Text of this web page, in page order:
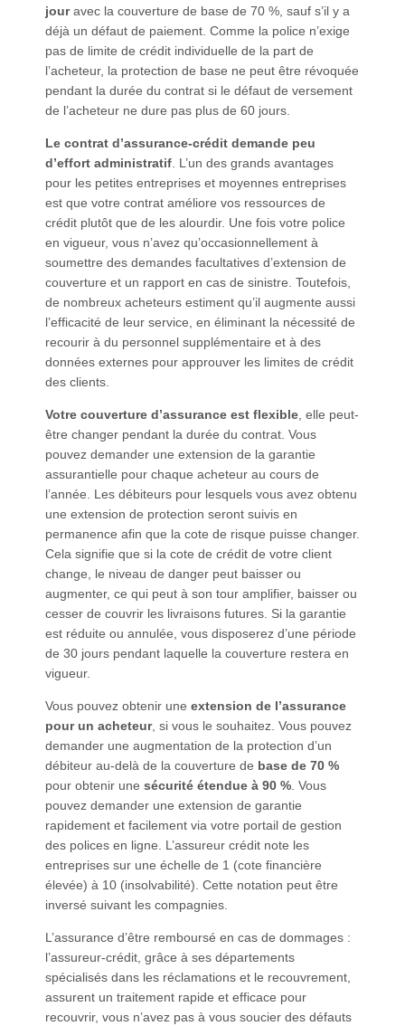
jouravec la couverture de base de 70 %, sauf s’il y a
déjà un défaut de paiement. Comme la police n’exige
pas de limite de crédit individuelle de la part de
l’acheteur, la protection de base ne peut être révoquée
pendant la durée du contrat si le défaut de versement
de l’acheteur ne dure pas plus de 60 jours.
Le contrat d’assurance-crédit demande peu
d’effort administratif . L’un des grands avantages
pour les petites entreprises et moyennes entreprises
est que votre contrat améliore vos ressources de
crédit plutôt que de les alourdir. Une fois votre police
en vigueur, vous n’avez qu’occasionnellement à
soumettre des demandes facultatives d’extension de
couverture et un rapport en cas de sinistre. Toutefois,
de nombreux acheteurs estiment qu’il augmente aussi
l’efficacité de leur service, en éliminant la nécessité de
recourir à du personnel supplémentaire et à des
données externes pour approuver les limites de crédit
des clients.
Votre couverture d’assurance est flexible , elle peut-
être changer pendant la durée du contrat. Vous
pouvez demander une extension de la garantie
assurantielle pour chaque acheteur au cours de
l’année. Les débiteurs pour lesquels vous avez obtenu
une extension de protection seront suivis en
permanence afin que la cote de risque puisse changer.
Cela signifie que si la cote de crédit de votre client
change, le niveau de danger peut baisser ou
augmenter, ce qui peut à son tour amplifier, baisser ou
cesser de couvrir les livraisons futures. Si la garantie
est réduite ou annulée, vous disposerez d’une période
de 30 jours pendant laquelle la couverture restera en
vigueur.
Vous pouvez obtenir une extension de l’assurance
pour un acheteur, si vous le souhaitez. Vous pouvez
demander une augmentation de la protection d’un
débiteur au-delà de la couverture de base de 70 %
pour obtenir une sécurité étendue à 90 % . Vous
pouvez demander une extension de garantie
rapidement et facilement via votre portail de gestion
des polices en ligne. L’assureur crédit note les
entreprises sur une échelle de 1 (cote financière
élevée) à 10 (insolvabilité). Cette notation peut être
inversé suivant les compagnies.
L’assurance d’être remboursé en cas de dommages :
l’assureur-crédit, grâce à ses départements
spécialisés dans les réclamations et le recouvrement,
assurent un traitement rapide et efficace pour
recouvrir, vous n’avez pas à vous soucier des défauts